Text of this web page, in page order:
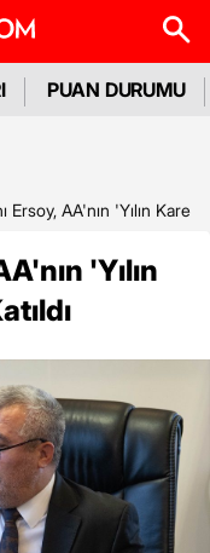
PUAN DURUMU
Ersoy, AA'nın 'Yılın
'Yılın